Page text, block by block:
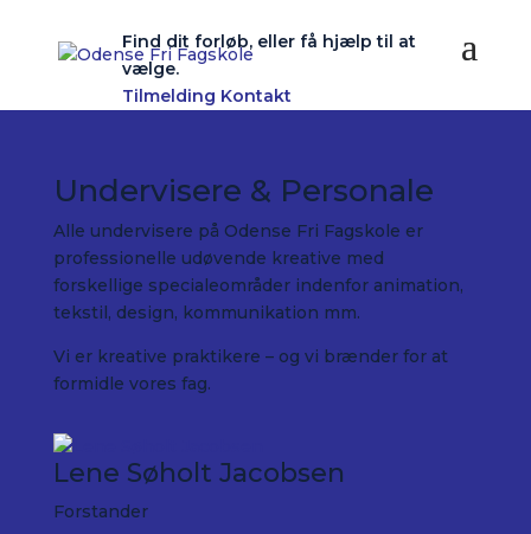
Find dit forløb, eller få hjælp til at
vælge.
Tilmelding Kontakt
Undervisere & Personale
Alle undervisere på Odense Fri Fagskole er
professionelle udøvende kreative med
forskellige specialeområder indenfor animation,
tekstil, design, kommunikation mm.
Vi er kreative praktikere – og vi brænder for at
formidle vores fag.
Lene Søholt Jacobsen
Forstander